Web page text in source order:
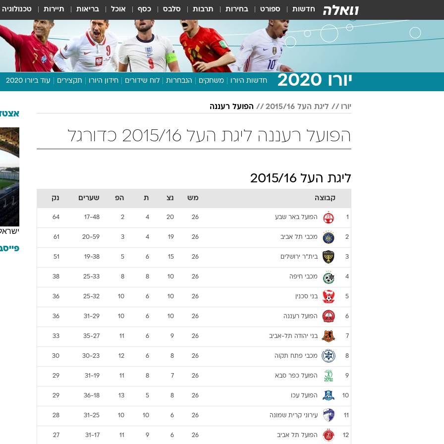
חדשות ספורט בחירות תרבות סלבס כסף אוכל בריאות תיירות טכנולוגיה
יורו 2020 חדשות היורו משחקים הנבחרות לוח שידורים חידון היורו תקצירים עוד ביורו 2020
תכנית היורו
דעות ופרשנויות
וואלה! ספורט
יורו ליגת העל 2015/16 הפועל רעננה
הפועל רעננה ליגת העל 2015/16 כדורגל
ליגת העל 2015/16
קבוצה מש נצ ת הפ שערים נק
1 הפועל באר שבע 26
20
4
2
17-48
64
2 מכבי תל אביב 26
19
4
3
20-59
61
3 בית"ר ירושלים 26
15
6
5
19-38
51
4 מכבי חיפה 26
10
8
8
25-33
38
5 בני סכנין 26
10
6
10
25-32
36
6 הפועל רעננה 26
10
6
10
31-29
36
7 בני יהודה תל-אביב 26
9
6
11
35-27
33
8 מכבי פתח תקוה 26
8
6
12
30-23
30
9 הפועל כפר סבא 26
7
8
11
31-19
29
10 הפועל עכו 26
8
5
13
36-18
29
11 עירוני קרית שמונה 26
6
10
10
31-25
28
12 הפועל תל אביב 26
6
9
11
31-17
27